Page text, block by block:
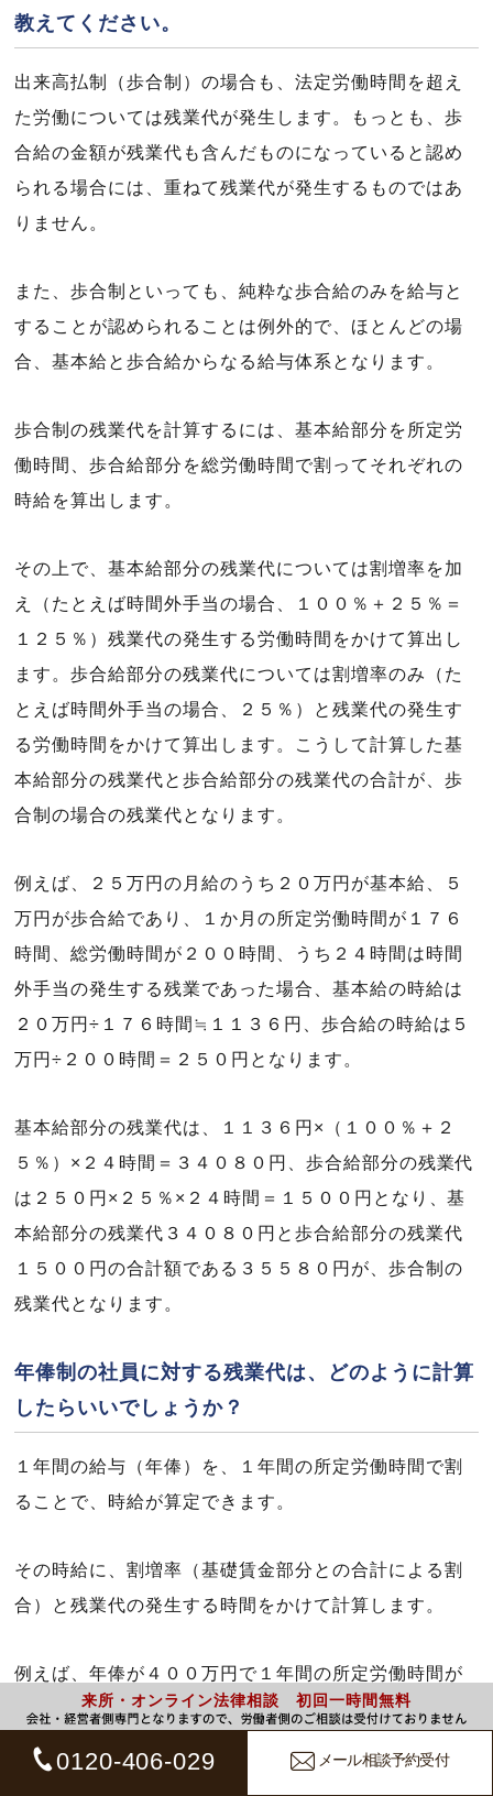
教えてください。
出来高払制（歩合制）の場合も、法定労働時間を超え
た労働については残業代が発生します。もっとも、歩
合給の金額が残業代も含んだものになっていると認め
られる場合には、重ねて残業代が発生するものではあ
りません。
また、歩合制といっても、純粋な歩合給のみを給与と
することが認められることは例外的で、ほとんどの場
合、基本給と歩合給からなる給与体系となります。
歩合制の残業代を計算するには、基本給部分を所定労
働時間、歩合給部分を総労働時間で割ってそれぞれの
時給を算出します。
その上で、基本給部分の残業代については割増率を加
え（たとえば時間外手当の場合、１００％＋２５％＝
１２５％）残業代の発生する労働時間をかけて算出し
ます。歩合給部分の残業代については割増率のみ（た
とえば時間外手当の場合、２５％）と残業代の発生す
る労働時間をかけて算出します。こうして計算した基
本給部分の残業代と歩合給部分の残業代の合計が、歩
合制の場合の残業代となります。
例えば、２５万円の月給のうち２０万円が基本給、５
万円が歩合給であり、１か月の所定労働時間が１７６
時間、総労働時間が２００時間、うち２４時間は時間
外手当の発生する残業であった場合、基本給の時給は
２０万円÷１７６時間≒１１３６円、歩合給の時給は５
万円÷２００時間＝２５０円となります。
基本給部分の残業代は、１１３６円×（１００％＋２
５％）×２４時間＝３４０８０円、歩合給部分の残業代
は２５０円×２５％×２４時間＝１５００円となり、基
本給部分の残業代３４０８０円と歩合給部分の残業代
１５００円の合計額である３５５８０円が、歩合制の
残業代となります。
年俸制の社員に対する残業代は、どのように計算
したらいいでしょうか？
１年間の給与（年俸）を、１年間の所定労働時間で割
ることで、時給が算定できます。
その時給に、割増率（基礎賃金部分との合計による割
合）と残業代の発生する時間をかけて計算します。
例えば、年俸が４００万円で１年間の所定労働時間が
２０１６時間の場合、時給は、５００万円÷２０１６時
間≒１９８４円となります。
来所・オンライン法律相談 初回一時間無料
0120-406-029 メール相談予約受付